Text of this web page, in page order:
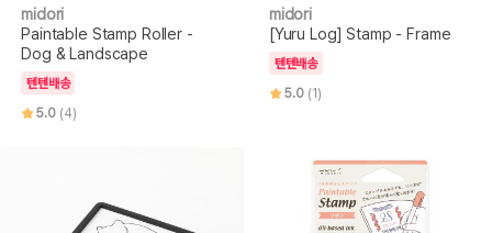
midori
Paintable Stamp Roller -
Dog & Landscape
텐텐배송
5.0 (4)
midori
[Yuru Log] Stamp - Frame
텐텐배송
5.0 (1)